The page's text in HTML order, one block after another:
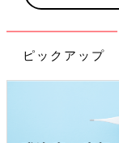
女の子をお持ちの
ヘアアレンジが超
自分自身はずっと
を育てたはずなの
幼稚園などで綺麗
ピックアップ